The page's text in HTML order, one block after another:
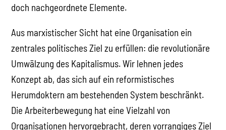
doch nachgeordnete Elemente.
Aus marxistischer Sicht hat eine Organisation ein
zentrales politisches Ziel zu erfüllen: die revolutionäre
Umwälzung des Kapitalismus. Wir lehnen jedes
Konzept ab, das sich auf ein reformistisches
Herumdoktern am bestehenden System beschränkt.
Die Arbeiterbewegung hat eine Vielzahl von
Organisationen hervorgebracht, deren vorrangiges Ziel